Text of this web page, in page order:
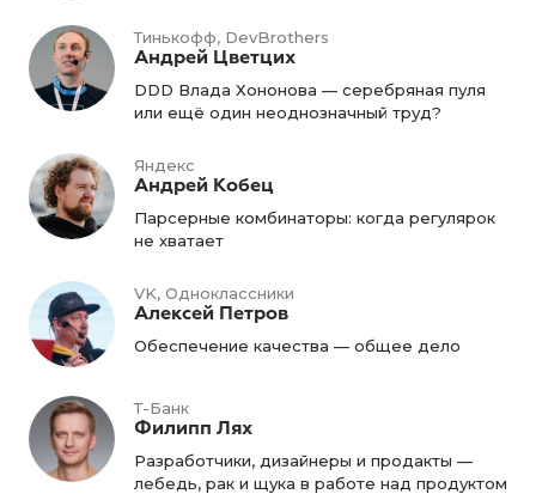
Тинькофф, DevBrothers
Андрей Цветцих
DDD Влада Хононова — серебряная пуля
или ещё один неоднозначный труд?
Яндекс
Андрей Кобец
Парсерные комбинаторы: когда регулярок
не хватает
VK, Одноклассники
Алексей Петров
Обеспечение качества — общее дело
Т-Банк
Филипп Лях
Разработчики, дизайнеры и продакты —
лебедь, рак и щука в работе над продуктом